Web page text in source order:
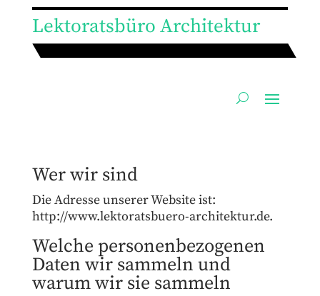
Lektoratsbüro Architektur
Wer wir sind
Die Adresse unserer Website ist:
http://www.lektoratsbuero-architektur.de.
Welche personenbezogenen
Daten wir sammeln und
warum wir sie sammeln